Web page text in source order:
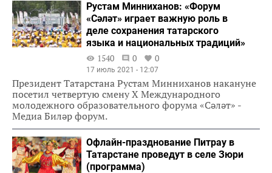
Рустам Минниханов: «Форум
«Cәләт» играет важную роль в
деле сохранения татарского
языка и национальных традиций»
1540
0 0
17 июль 2021 - 12:07
Президент Татарстана Рустам Минниханов накануне
посетил четвертую смену X Международного
молодежного образовательного форума «Cәләт» -
Медиа Биләр форум.
Офлайн-празднование Питрау в
Татарстане проведут в селе Зюри
(программа)